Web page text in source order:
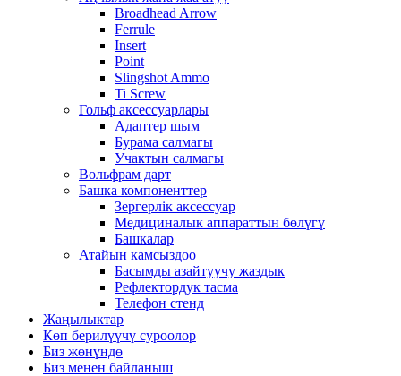
Broadhead Arrow
Ferrule
Insert
Point
Slingshot Ammo
Ti Screw
Гольф аксессуарлары
Адаптер шым
Бурама салмагы
Учактын салмагы
Вольфрам дарт
Башка компоненттер
Зергерлік аксессуар
Медициналык аппараттын бөлүгү
Башкалар
Атайын камсыздоо
Басымды азайтуучу жаздык
Рефлектордук тасма
Телефон стенд
Жаңылыктар
Көп берилүүчү суроолор
Биз жөнүндө
Биз менен байланыш